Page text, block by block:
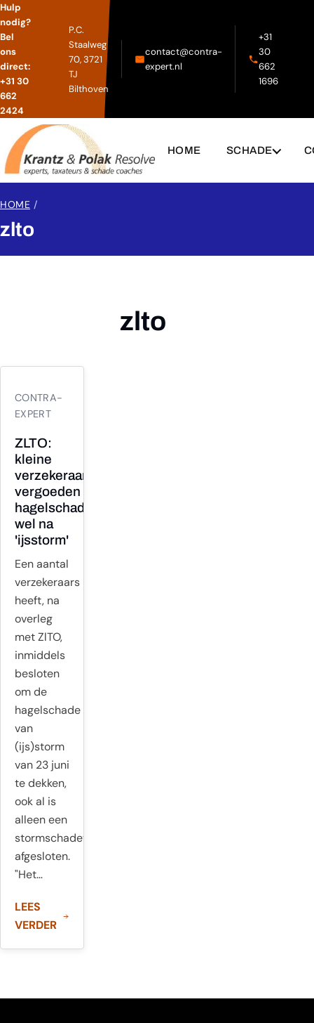
Hulp
nodig?
Bel
ons
direct:
+31 30
662
2424
P.C.
Staalweg
70, 3721
TJ
Bilthoven
contact@contra-
expert.nl
+31
30
662
1696
HOME SCHADE
HOME /
zlto
zlto
22
JUL
CONTRA-
EXPERT
ZLTO:
kleine
verzekeraars
vergoeden
hagelschade
wel na
'ijsstorm'
Een aantal
verzekeraars
heeft, na
overleg
met ZlTO,
inmiddels
besloten
om de
hagelschade
van
(ijs)storm
van 23 juni
te dekken,
ook al is
alleen een
stormschadeverzekering
afgesloten.
"Het…
LEES
VERDER